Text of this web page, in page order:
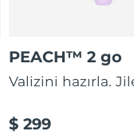
PEACH™ 2 go
Valizini hazırla.
$ 299